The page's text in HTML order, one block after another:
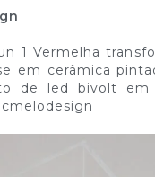
1 Vermelha
em cerâmica
de led bivolt em